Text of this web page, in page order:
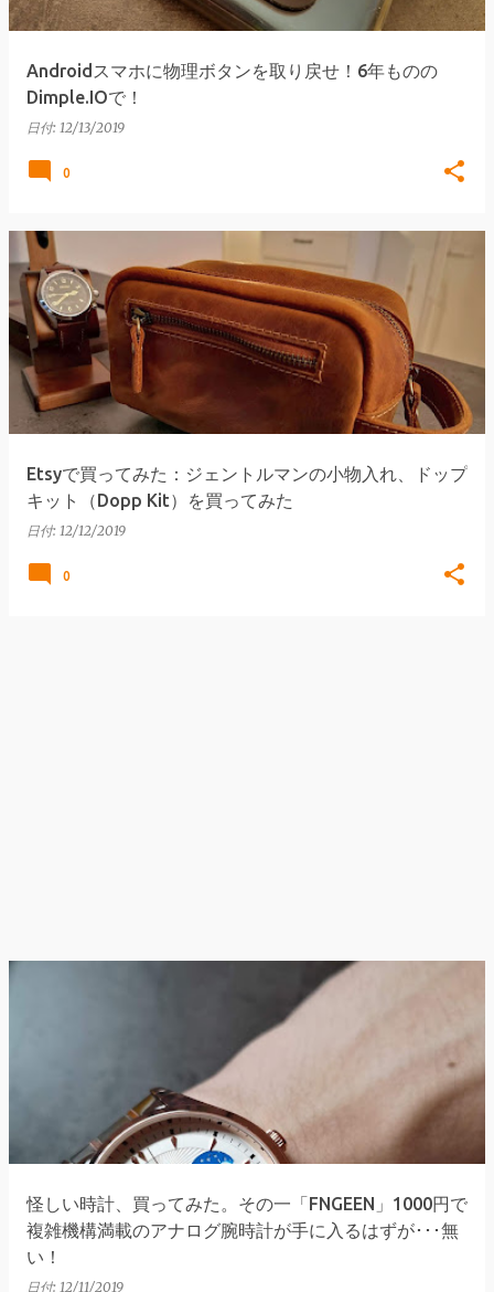
Androidスマホに物理ボタンを取り戻せ！6年ものの
Dimple.IOで！
日付: 12/13/2019
0
Etsyで買ってみた：ジェントルマンの小物入れ、ドップ
キット（Dopp Kit）を買ってみた
日付: 12/12/2019
0
怪しい時計、買ってみた。その一「FNGEEN」1000円で
複雑機構満載のアナログ腕時計が手に入るはずが･･･無
い！
日付: 12/11/2019